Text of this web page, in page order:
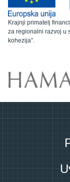
Krajnji primatelj
za regionalni razvoj u
kohezija”.